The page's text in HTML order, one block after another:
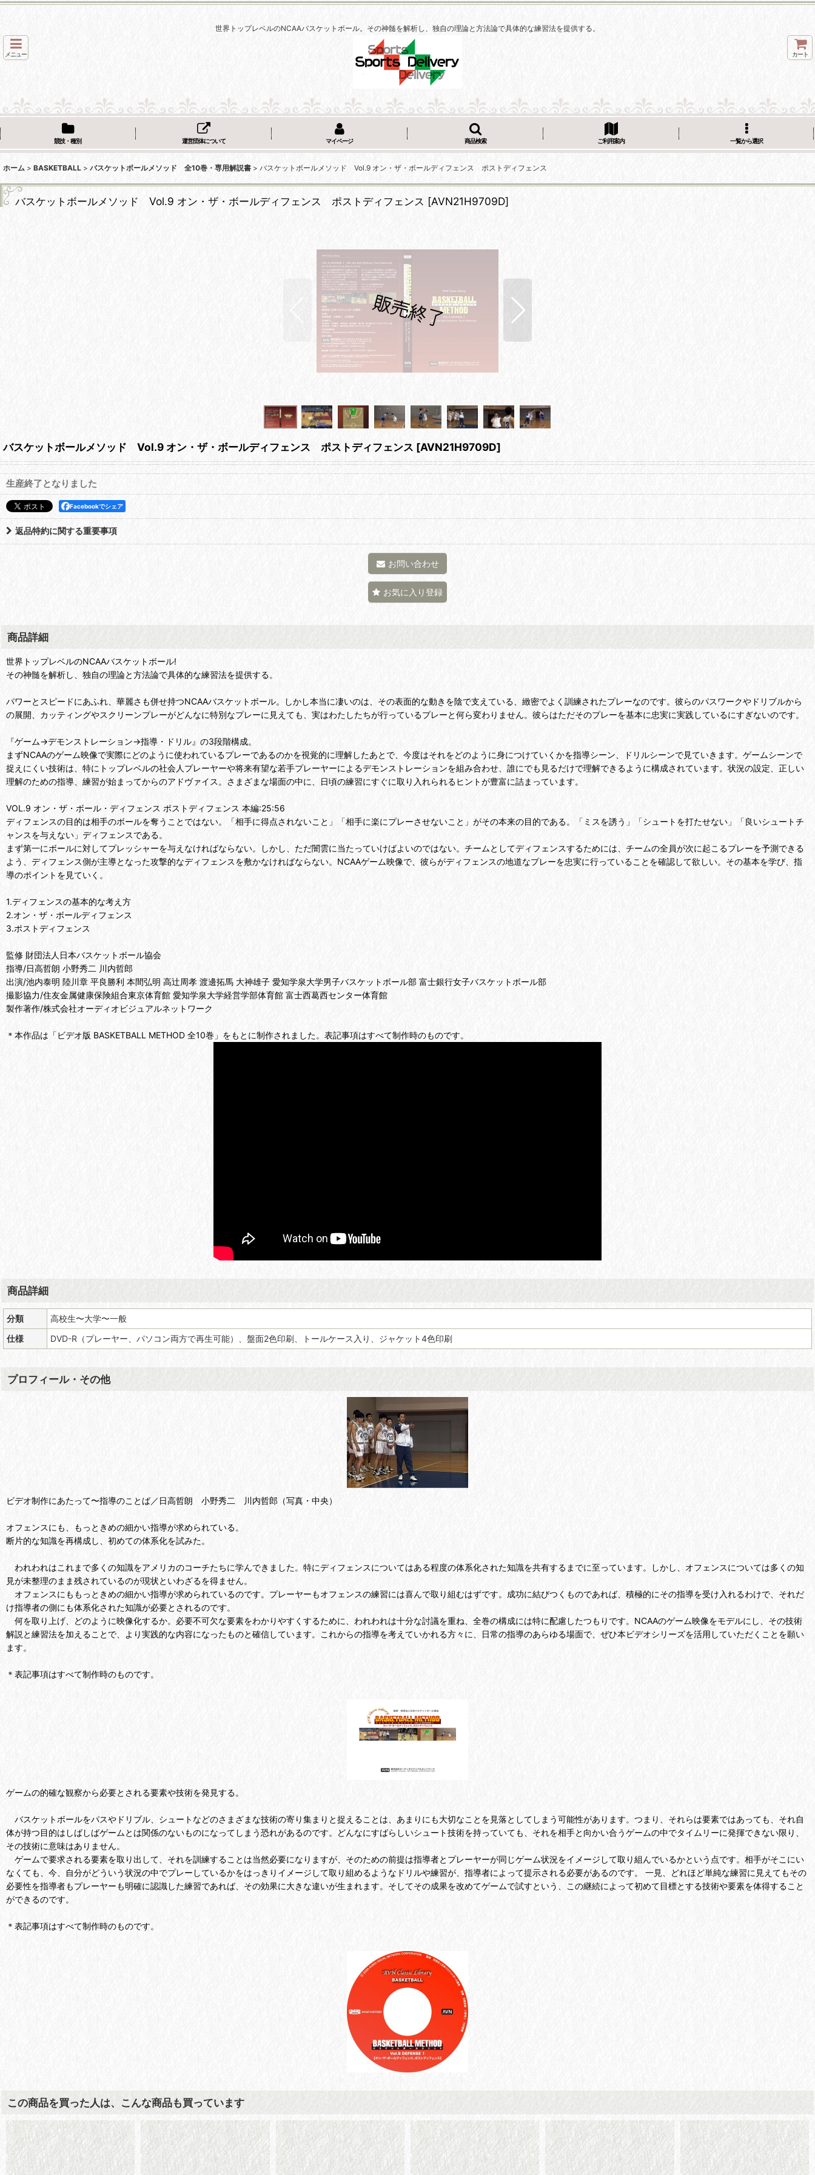
世界トップレベルのNCAAバスケットボール。その神髄を解析し、独自の理論と方法論で具体的な練習法を提供する。
メニュー カート
競技・種別 運営団体について マイページ 商品検索 ご利用案内 一覧から選択
ホーム > BASKETBALL > バスケットボールメソッド 全10巻・専用解説書 > バスケットボールメソッド Vol.9 オン・ザ・ボールディフェンス ポストディフェンス
バスケットボールメソッド Vol.9 オン・ザ・ボールディフェンス ポストディフェンス [AVN21H9709D]
バスケットボールメソッド Vol.9 オン・ザ・ボールディフェンス ポストディフェンス [AVN21H9709D]
生産終了となりました
Facebookでシェア
返品特約に関する重要事項
お問い合わせ
お気に入り登録
商品詳細
世界トップレベルのNCAAバスケットボール!
その神髄を解析し、独自の理論と方法論で具体的な練習法を提供する。
パワーとスピードにあふれ、華麗さも併せ持つNCAAバスケットボール。しかし本当に凄いのは、その表面的な動きを陰で支えている、緻密でよく訓練されたプレーなのです。彼らのパスワークやドリブルから
の展開、カッティングやスクリーンプレーがどんなに特別なプレーに見えても、実はわたしたちが行っているプレーと何ら変わりません。彼らはただそのプレーを基本に忠実に実践しているにすぎないのです。
『ゲーム→デモンストレーション→指導・ドリル』の3段階構成。
まずNCAAのゲーム映像で実際にどのように使われているプレーであるのかを視覚的に理解したあとで、今度はそれをどのように身につけていくかを指導シーン、ドリルシーンで見ていきます。ゲームシーンで
捉えにくい技術は、特にトップレベルの社会人プレーヤーや将来有望な若手プレーヤーによるデモンストレーションを組み合わせ、誰にでも見るだけで理解できるように構成されています。状況の設定、正しい
理解のための指導、練習が始まってからのアドヴァイス。さまざまな場面の中に、日頃の練習にすぐに取り入れられるヒントが豊富に詰まっています。
VOL.9 オン・ザ・ボール・ディフェンス ポストディフェンス 本編:25:56
ディフェンスの目的は相手のボールを奪うことではない。「相手に得点されないこと」「相手に楽にプレーさせないこと」がその本来の目的である。「ミスを誘う」「シュートを打たせない」「良いシュートチ
ャンスを与えない」ディフェンスである。
まず第一にボールに対してプレッシャーを与えなければならない。しかし、ただ闇雲に当たっていけばよいのではない。チームとしてディフェンスするためには、チームの全員が次に起こるプレーを予測できる
よう、ディフェンス側が主導となった攻撃的なディフェンスを敷かなければならない。NCAAゲーム映像で、彼らがディフェンスの地道なプレーを忠実に行っていることを確認して欲しい。その基本を学び、指
導のポイントを見ていく。
1.ディフェンスの基本的な考え方
2.オン・ザ・ボールディフェンス
3.ポストディフェンス
監修 財団法人日本バスケットボール協会
指導/日高哲朗 小野秀二 川内哲郎
出演/池内泰明 陸川章 平良勝利 本間弘明 高辻周孝 渡邊拓馬 大神雄子 愛知学泉大学男子バスケットボール部 富士銀行女子バスケットボール部
撮影協力/住友金属健康保険組合東京体育館 愛知学泉大学経営学部体育館 富士西葛西センター体育館
製作著作/株式会社オーディオビジュアルネットワーク
＊本作品は「ビデオ版 BASKETBALL METHOD 全10巻」をもとに制作されました。表記事項はすべて制作時のものです。
商品詳細
分類
高校生〜大学〜一般
仕様
DVD-R（プレーヤー、パソコン両方で再生可能）、盤面2色印刷、トールケース入り、ジャケット4色印刷
プロフィール・その他
ビデオ制作にあたって〜指導のことば／日高哲朗 小野秀二 川内哲郎（写真・中央）
オフェンスにも、もっときめの細かい指導が求められている。
断片的な知識を再構成し、初めての体系化を試みた。
われわれはこれまで多くの知識をアメリカのコーチたちに学んできました。特にディフェンスについてはある程度の体系化された知識を共有するまでに至っています。しかし、オフェンスについては多くの知
見が未整理のまま残されているのが現状といわざるを得ません。
オフェンスにももっときめの細かい指導が求められているのです。プレーヤーもオフェンスの練習には喜んで取り組むはずです。成功に結びつくものであれば、積極的にその指導を受け入れるわけで、それだ
け指導者の側にも体系化された知識が必要とされるのです。
何を取り上げ、どのように映像化するか。必要不可欠な要素をわかりやすくするために、われわれは十分な討議を重ね、全巻の構成には特に配慮したつもりです。NCAAのゲーム映像をモデルにし、その技術
解説と練習法を加えることで、より実践的な内容になったものと確信しています。これからの指導を考えていかれる方々に、日常の指導のあらゆる場面で、ぜひ本ビデオシリーズを活用していただくことを願い
ます。
＊表記事項はすべて制作時のものです。
ゲームの的確な観察から必要とされる要素や技術を発見する。
バスケットボールをパスやドリブル、シュートなどのさまざまな技術の寄り集まりと捉えることは、あまりにも大切なことを見落としてしまう可能性があります。つまり、それらは要素ではあっても、それ自
体が持つ目的はしばしばゲームとは関係のないものになってしまう恐れがあるのです。どんなにすばらしいシュート技術を持っていても、それを相手と向かい合うゲームの中でタイムリーに発揮できない限り、
その技術に意味はありません。
ゲームで要求される要素を取り出して、それを訓練することは当然必要になりますが、そのための前提は指導者とプレーヤーが同じゲーム状況をイメージして取り組んでいるかという点です。相手がそこにい
なくても、今、自分がどういう状況の中でプレーしているかをはっきりイメージして取り組めるようなドリルや練習が、指導者によって提示される必要があるのです。 一見、どれほど単純な練習に見えてもその
必要性を指導者もプレーヤーも明確に認識した練習であれば、その効果に大きな違いが生まれます。そしてその成果を改めてゲームで試すという、この継続によって初めて目標とする技術や要素を体得すること
ができるのです。
＊表記事項はすべて制作時のものです。
この商品を買った人は、こんな商品も買っています